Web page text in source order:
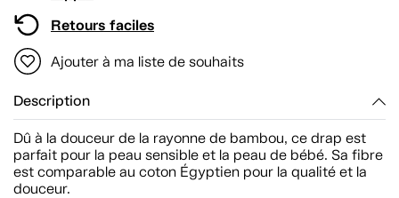
Retours faciles
Ajouter à ma liste de souhaits
Description
Dû à la douceur de la rayonne de bambou, ce drap est
parfait pour la peau sensible et la peau de bébé. Sa fibre
est comparable au coton Égyptien pour la qualité et la
douceur.